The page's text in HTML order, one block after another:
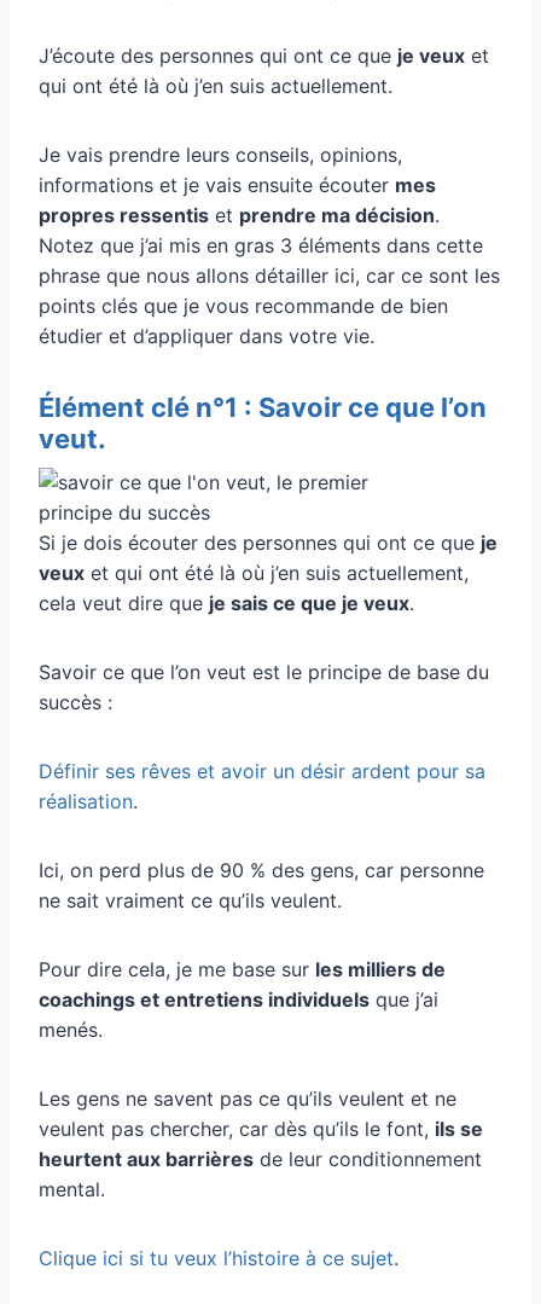
J’écoute des personnes qui ont ce que je veux et
qui ont été là où j’en suis actuellement.
Je vais prendre leurs conseils, opinions,
informations et je vais ensuite écouter mes
propres ressentis et prendre ma décision.
Notez que j’ai mis en gras 3 éléments dans cette
phrase que nous allons détailler ici, car ce sont les
points clés que je vous recommande de bien
étudier et d’appliquer dans votre vie.
Élément clé n°1 : Savoir ce que l’on
veut.
Si je dois écouter des personnes qui ont ce que je
veux et qui ont été là où j’en suis actuellement,
cela veut dire que je sais ce que je veux.
Savoir ce que l’on veut est le principe de base du
succès :
Définir ses rêves et avoir un désir ardent pour sa
réalisation.
Ici, on perd plus de 90 % des gens, car personne
ne sait vraiment ce qu’ils veulent.
Pour dire cela, je me base sur les milliers de
coachings et entretiens individuels que j’ai
menés.
Les gens ne savent pas ce qu’ils veulent et ne
veulent pas chercher, car dès qu’ils le font, ils se
heurtent aux barrières de leur conditionnement
mental.
Clique ici si tu veux l’histoire à ce sujet.